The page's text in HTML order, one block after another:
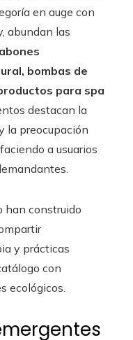
en auge con
abundan las
bombas de
para spa
destacan la
la preocupación
a usuarios
han construido
y prácticas
con
ecológicos.